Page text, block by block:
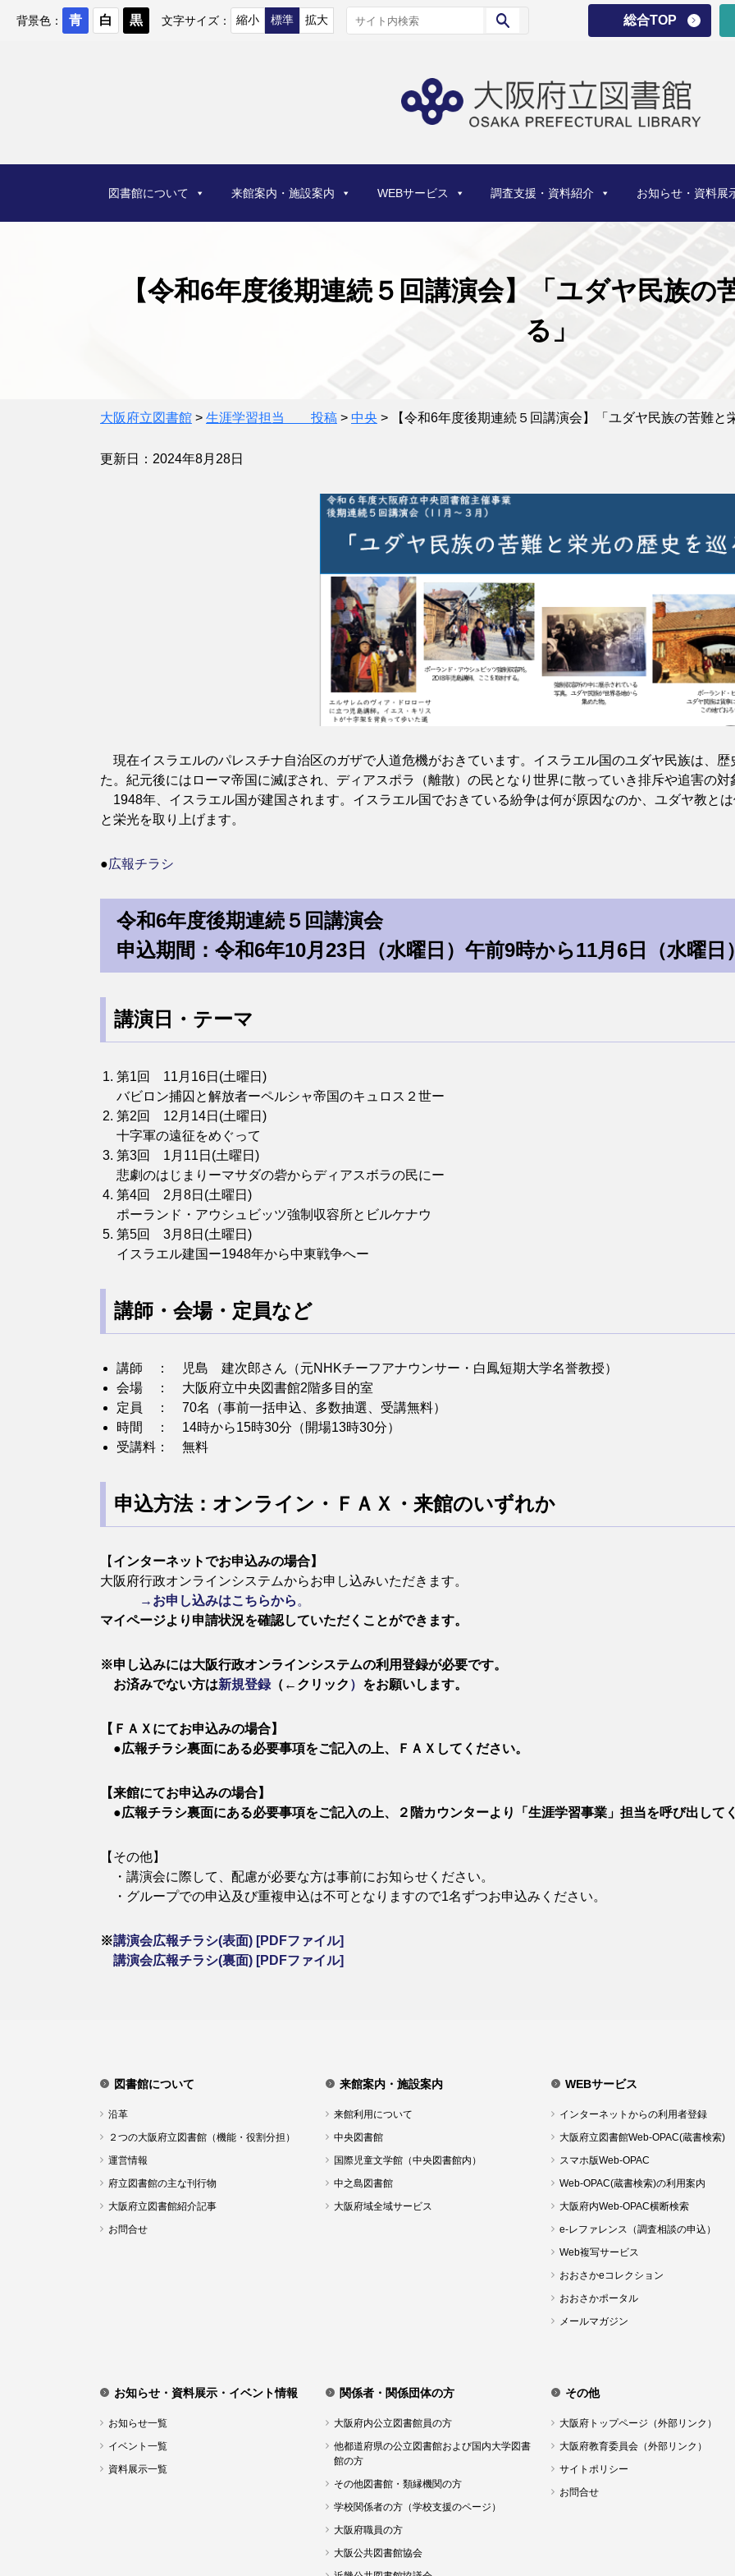
図書館について 来館案内・施設案内 WEBサービス 調査支援・資料紹介 お知らせ・資料展
背景色： 文字サイズ： 総合TOP
【令和6年度後期連続５回講演会】「ユダヤ民族の
る」
大阪府立図書館 > 生涯学習担当 投稿 > 中央 > 【令和6年度後期連続５回講演会】「ユダヤ民族の苦難と
更新日：2024年8月28日
現在イスラエルのパレスチナ自治区のガザで人道危機がおきています。イスラエル国のユダヤ民族は、
た。紀元後にはローマ帝国に滅ぼされ、ディアスポラ（離散）の民となり世界に散っていき排斥や追害の対
1948年、イスラエル国が建国されます。イスラエル国でおきている紛争は何が原因なのか、ユダヤ教と
と栄光を取り上げます。
●広報チラシ
令和6年度後期連続５回講演会
申込期間：令和6年10月23日（水曜日）午前9時から11月6日（水曜日
講演日・テーマ
第1回 11月16日(土曜日)
バビロン捕囚と解放者ーペルシャ帝国のキュロス２世ー
第2回 12月14日(土曜日)
十字軍の遠征をめぐって
第3回 1月11日(土曜日)
悲劇のはじまりーマサダの砦からディアスボラの民にー
第4回 2月8日(土曜日)
ポーランド・アウシュビッツ強制収容所とビルケナウ
第5回 3月8日(土曜日)
イスラエル建国ー1948年から中東戦争へー
講師・会場・定員など
講師 ： 児島 建次郎さん（元NHKチーフアナウンサー・白鳳短期大学名誉教授）
会場 ： 大阪府立中央図書館2階多目的室
定員 ： 70名（事前一括申込、多数抽選、受講無料）
時間 ： 14時から15時30分（開場13時30分）
受講料： 無料
申込方法：オンライン・ＦＡＸ・来館のいずれか
【 インターネットでお申込みの場合】
大阪府行政オンラインシステムからお申し込みいただきます。
→お申し込みはこちらから 。
マイページより申請状況を確認していただくことができます。
※申し込みには大阪行政オンラインシステムの利用登録が必要です。
お済みでない方は新規登録（←クリック ） をお願いします。
【ＦＡＸにてお申込みの場合】
​ ●広報チラシ裏面にある必要事項をご記入の上、ＦＡＸしてください。
【来館にてお申込みの場合】
●広報チラシ裏面にある必要事項をご記入の上、２階カウンターより「生涯学習事業」担当を呼び出してく
【その他】
​ ・講演会に際して、配慮が必要な方は事前にお知らせください。
​ ・グループでの申込及び重複申込は不可となりますので1名ずつお申込みください。
※講演会広報チラシ(表面) [PDFファイル]
講演会広報チラシ(裏面) [PDFファイル]
図書館について
沿革
２つの大阪府立図書館（機能・役割分担）
運営情報
府立図書館の主な刊行物
大阪府立図書館紹介記事
お問合せ
来館案内・施設案内
来館利用について
中央図書館
国際児童文学館（中央図書館内）
中之島図書館
大阪府域全域サービス
WEBサービス
インターネットからの利用者登録
大阪府立図書館Web-OPAC(蔵書検索)
スマホ版Web-OPAC
Web-OPAC(蔵書検索)の利用案内
大阪府内Web-OPAC横断検索
e-レファレンス（調査相談の申込）
Web複写サービス
おおさかeコレクション
おおさかポータル
メールマガジン
お知らせ・資料展示・イベント情報
お知らせ一覧
イベント一覧
資料展示一覧
関係者・関係団体の方
大阪府内公立図書館員の方
他都道府県の公立図書館および国内大学図書
館の方
その他図書館・類縁機関の方
学校関係者の方（学校支援のページ）
大阪府職員の方
大阪公共図書館協会
その他
大阪府トップページ（外部リンク）
大阪府教育委員会（外部リンク）
サイトポリシー
お問合せ